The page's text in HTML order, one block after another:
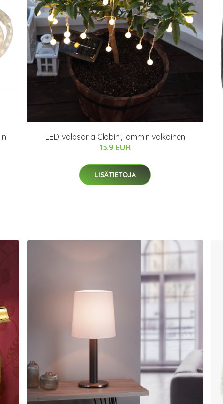
LED-valosarja Globini, lämmin valkoinen
15.9 EUR
LISÄTIETOJA